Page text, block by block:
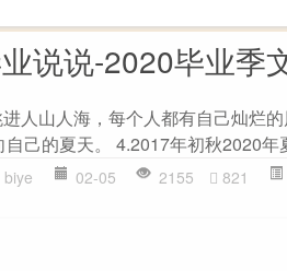
说说-2020毕业季
人山人海，每个人都有自己灿烂
自己的夏天。 4.2017年初秋2020年
biye 02-05 2155 821